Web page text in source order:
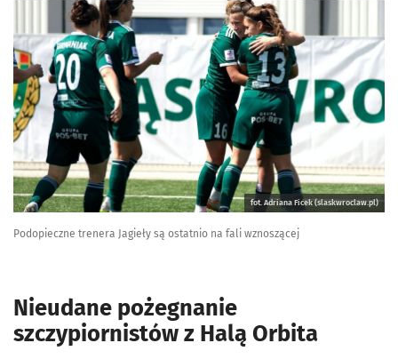
fot. Adriana Ficek (slaskwroclaw.pl)
Podopieczne trenera Jagieły są ostatnio na fali wznoszącej
Nieudane pożegnanie
szczypiornistów z Halą Orbita